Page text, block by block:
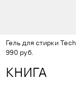
Гель для стирки
990 руб.
КНИГА